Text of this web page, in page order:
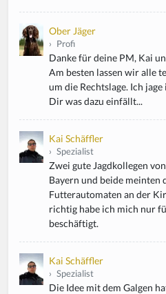
Ober Jäger
› Profi
Danke für deine PM, Kai
Am besten lassen wir alle
um die Rechtslage. Ich
Dir was dazu einfällt...
Kai Schäffler
› Spezialist
Zwei gute Jagdkollegen
Bayern und beide meinten
Futterautomaten an der
richtig habe ich mich nur
beschäftigt.
Kai Schäffler
› Spezialist
Die Idee mit dem Galgen